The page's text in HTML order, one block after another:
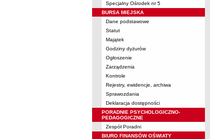
Specjalny Ośrodek nr 5
BURSA MIEJSKA
Dane podstawowe
Statut
Majątek
Godziny dyżurów
Ogłoszenie
Zarządzenia
Kontrole
Rejestry, ewidencje, archiwa
Sprawozdania
Deklaracja dostępności
PORADNIE PSYCHOLOGICZNO-
PEDAGOGICZNE
Zespół Poradni
BIURO FINANSÓW OŚWIATY